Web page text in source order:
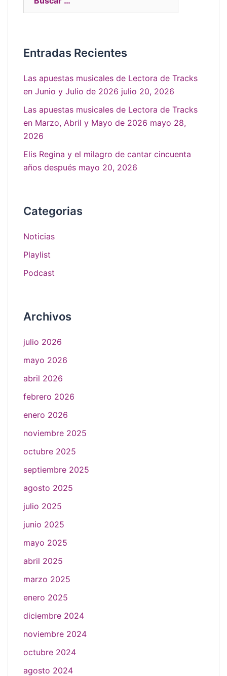
Entradas Recientes
Las apuestas musicales de Lectora de Tracks
en Junio y Julio de 2026 julio 20, 2026
Las apuestas musicales de Lectora de Tracks
en Marzo, Abril y Mayo de 2026 mayo 28,
2026
Elis Regina y el milagro de cantar cincuenta
años después mayo 20, 2026
Categorias
Noticias
Playlist
Podcast
Archivos
julio 2026
mayo 2026
abril 2026
febrero 2026
enero 2026
noviembre 2025
octubre 2025
septiembre 2025
agosto 2025
julio 2025
junio 2025
mayo 2025
abril 2025
marzo 2025
enero 2025
diciembre 2024
noviembre 2024
octubre 2024
agosto 2024